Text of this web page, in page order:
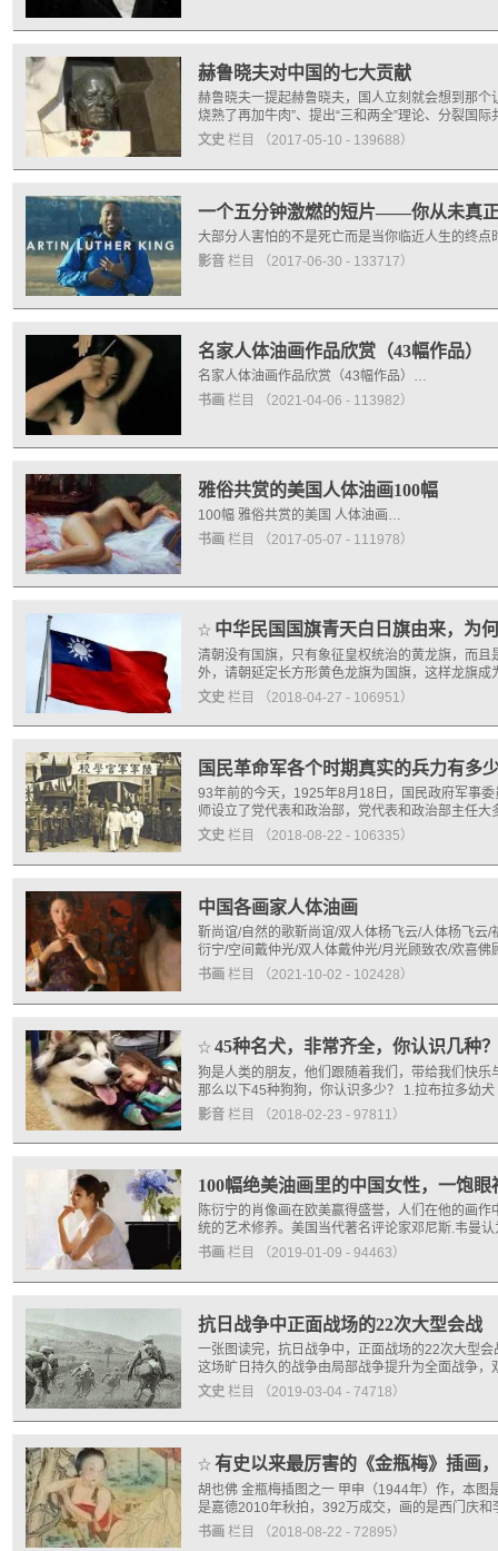
赫鲁晓夫对中国的七大贡献
赫鲁晓夫一提起赫鲁晓夫，国人立刻就会想到那个
烧熟了再加牛肉”、提出“三和两全”理论、分裂国
文史 栏目 （2017-05-10 - 139688）
一个五分钟激燃的短片——你从未真
大部分人害怕的不是死亡而是当你临近人生的终
影音 栏目 （2017-06-30 - 133717）
名家人体油画作品欣赏（43幅作品）
名家人体油画作品欣赏（43幅作品）…
书画 栏目 （2021-04-06 - 113982）
雅俗共赏的美国人体油画100幅
100幅 雅俗共赏的美国 人体油画…
书画 栏目 （2017-05-07 - 111978）
☆ 中华民国国旗青天白日旗由来，为
清朝没有国旗，只有象征皇权统治的黄龙旗，而
外，请朝延定长方形黄色龙旗为国旗，这样龙旗
文史 栏目 （2018-04-27 - 106951）
国民革命军各个时期真实的兵力有多
93年前的今天，1925年8月18日，国民政府军事
师设立了党代表和政治部，党代表和政治部主任
文史 栏目 （2018-08-22 - 106335）
中国各画家人体油画
靳尚谊/自然的歌靳尚谊/双人体杨飞云/人体杨飞云
衍宁/空间戴仲光/双人体戴仲光/月光顾致农/欢喜
书画 栏目 （2021-10-02 - 102428）
☆ 45种名犬，非常齐全，你认识几种？
狗是人类的朋友，他们跟随着我们，带给我们快
那么以下45种狗狗，你认识多少？ 1.拉布拉多幼
影音 栏目 （2018-02-23 - 97811）
100幅绝美油画里的中国女性，一饱眼
陈衍宁的肖像画在欧美赢得盛誉，人们在他的画
统的艺术修养。美国当代著名评论家邓尼斯.韦曼
书画 栏目 （2019-01-09 - 94463）
抗日战争中正面战场的22次大型会战
一张图读完，抗日战争中，正面战场的22次大型
这场旷日持久的战争由局部战争提升为全面战争
文史 栏目 （2019-03-04 - 74718）
☆ 有史以来最厉害的《金瓶梅》插画
胡也佛 金瓶梅插图之一 甲申（1944年）作，本图
是嘉德2010年秋拍，392万成交，画的是西门庆
书画 栏目 （2018-08-22 - 72895）